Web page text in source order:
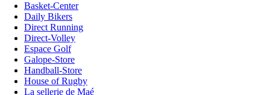
Basket-Center
Daily Bikers
Direct Running
Direct-Volley
Espace Golf
Galope-Store
Handball-Store
House of Rugby
La sellerie de Maé